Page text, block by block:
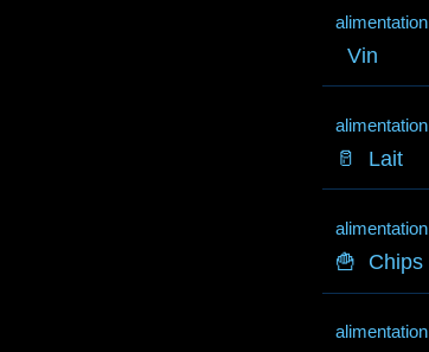
alimentation
Vin
alimentation
🥛 Lait
alimentation
🍟 Chips
alimentation